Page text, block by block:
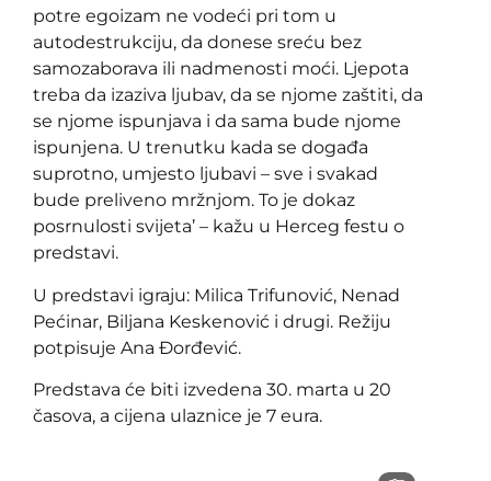
potre egoizam ne vodeći pri tom u
autodestrukciju, da donese sreću bez
samozaborava ili nadmenosti moći. Ljepota
treba da izaziva ljubav, da se njome zaštiti, da
se njome ispunjava i da sama bude njome
ispunjena. U trenutku kada se događa
suprotno, umjesto ljubavi – sve i svakad
bude preliveno mržnjom. To je dokaz
posrnulosti svijeta’ – kažu u Herceg festu o
predstavi.
U predstavi igraju: Milica Trifunović, Nenad
Pećinar, Biljana Keskenović i drugi. Režiju
potpisuje Ana Đorđević.
Predstava će biti izvedena 30. marta u 20
časova, a cijena ulaznice je 7 eura.